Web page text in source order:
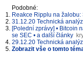
Podobné:
Reakce Ripplu na
31.12.20 Technická
[Polední zprávy] • Bitcoin
se SEC • a další články
29.12.20 Technická
Zobrazit vše o tomto